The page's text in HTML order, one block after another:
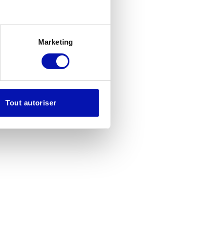
Marketing
Tout autoriser